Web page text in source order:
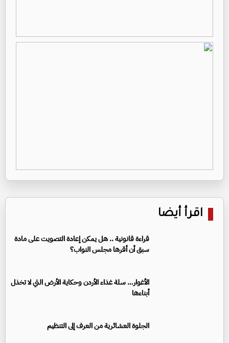
اقرأ أيضا
قراءة قانونية .. هل يمكن إعادة التصويت على مادة
سبق أن أقرها مجلس النواب؟
الأغوار… سلة غذاء الأردن وحكاية الأرض التي لا تخذل
أبناءها
الجلوة العشائرية من العرف إلى التنظيم